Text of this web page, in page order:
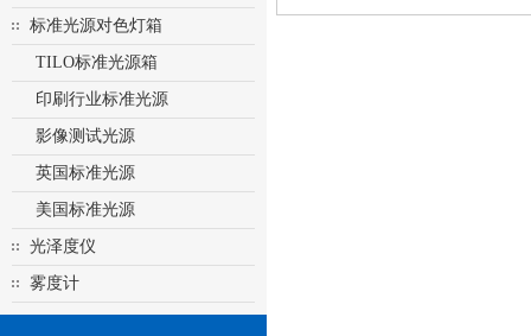
标准光源对色灯箱
TILO标准光源箱
印刷行业标准光源
影像测试光源
英国标准光源
美国标准光源
光泽度仪
雾度计